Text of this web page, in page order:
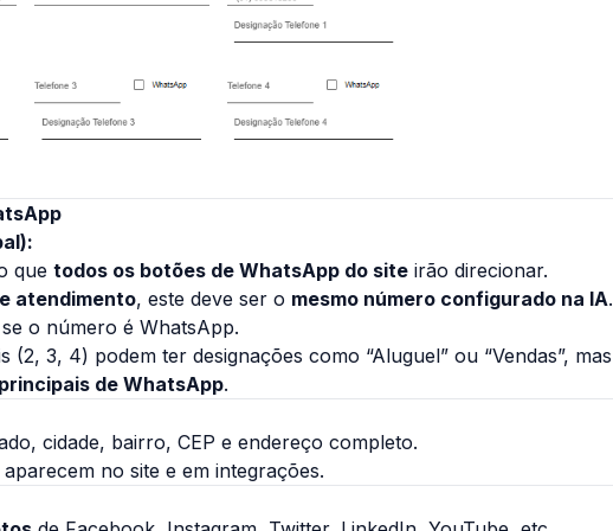
que todos os botões de WhatsApp do site irão direcionar.
atendimento, este deve ser o mesmo número configurado na IA.
o número é WhatsApp.
(2, 3, 4) podem ter designações como “Aluguel” ou “Vendas”, mas
de WhatsApp.
cidade, bairro, CEP e endereço completo.
no site e em integrações.